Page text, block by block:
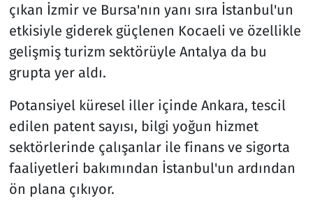
çıkan İzmir ve Bursa'nın yanı sıra İstanbul'un
etkisiyle giderek güçlenen Kocaeli ve özellikle
gelişmiş turizm sektörüyle Antalya da bu
grupta yer aldı.
Potansiyel küresel iller içinde Ankara, tescil
edilen patent sayısı, bilgi yoğun hizmet
sektörlerinde çalışanlar ile finans ve sigorta
faaliyetleri bakımından İstanbul'un ardından
ön plana çıkıyor.